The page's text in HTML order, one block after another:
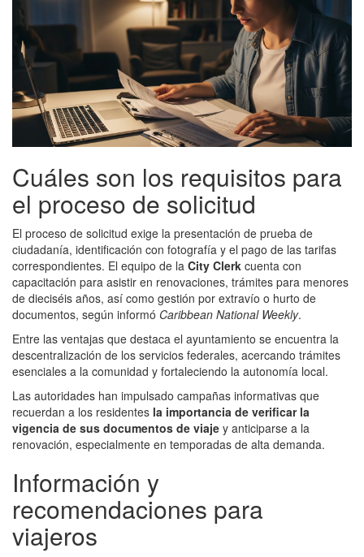
Cuáles son los requisitos para
el proceso de solicitud
El proceso de solicitud exige la presentación de prueba de
ciudadanía, identificación con fotografía y el pago de las tarifas
correspondientes. El equipo de la City Clerk cuenta con
capacitación para asistir en renovaciones, trámites para menores
de dieciséis años, así como gestión por extravío o hurto de
documentos, según informó Caribbean National Weekly.
Entre las ventajas que destaca el ayuntamiento se encuentra la
descentralización de los servicios federales, acercando trámites
esenciales a la comunidad y fortaleciendo la autonomía local.
Las autoridades han impulsado campañas informativas que
recuerdan a los residentes la importancia de verificar la
vigencia de sus documentos de viaje y anticiparse a la
renovación, especialmente en temporadas de alta demanda.
Información y
recomendaciones para
viajeros